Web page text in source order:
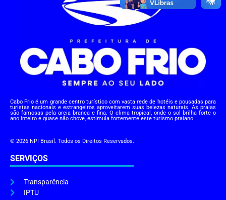
Cabo Frio é um grande centro turístico com vasta rede de hotéis e pousadas para
turistas nacionais e estrangeiros aproveitarem suas belezas naturais. As praias
são famosas pela areia branca e fina. O clima tropical, onde o sol brilha forte o
ano inteiro e quase não chove, estimula fortemente este turismo praiano.
© 2026 NPI Brasil. Todos os Direitos Reservados.
SERVIÇOS
Transparência
IPTU